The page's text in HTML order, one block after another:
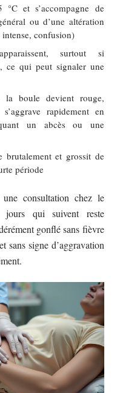
et s’accompagne de
ou d’une altération
intense, confusion)
surtout si
ce qui peut signaler une
la boule devient rouge,
rapidement en
un abcès ou une
brutalement et grossit de
période
consultation chez le
jours qui suivent reste
gonflé sans fièvre
sans signe d’aggravation